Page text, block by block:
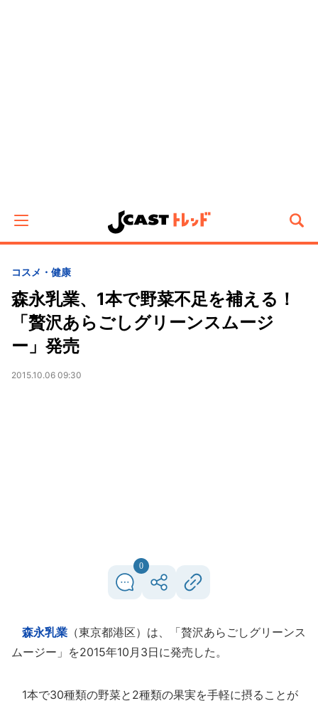
コスメ・健康
森永乳業、1本で野菜不足を補える！
「贅沢あらごしグリーンスムージ
ー」発売
2015.10.06 09:30
0
森永乳業 （東京都港区）は、「贅沢あらごしグリーンス
ムージー」を2015年10月3日に発売した。
1本で30種類の野菜と2種類の果実を手軽に摂ることが